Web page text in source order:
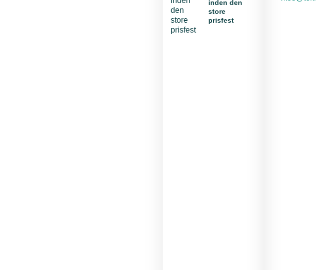
inden den
store
prisfest